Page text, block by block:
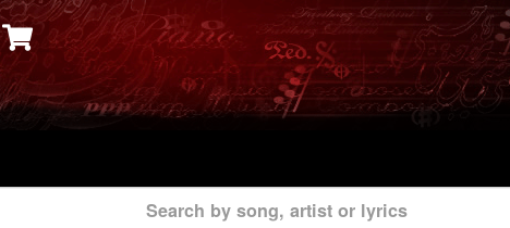
Search by song, artist or lyrics